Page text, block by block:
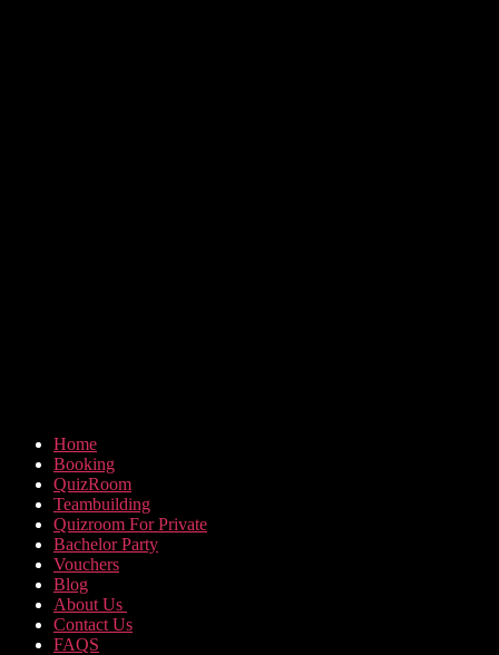
Home
Booking
QuizRoom
Teambuilding
Quizroom For Private
Bachelor Party
Vouchers
Blog
About Us
Contact Us
FAQS